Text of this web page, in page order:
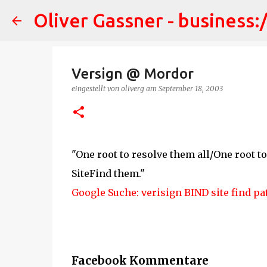
Oliver Gassner -
Versign @ Mordor
eingestellt von oliverg am September 18, 2003
"One root to resolve them all/One root
SiteFind them."
Google Suche: verisign BIND site find
Facebook Kommentare